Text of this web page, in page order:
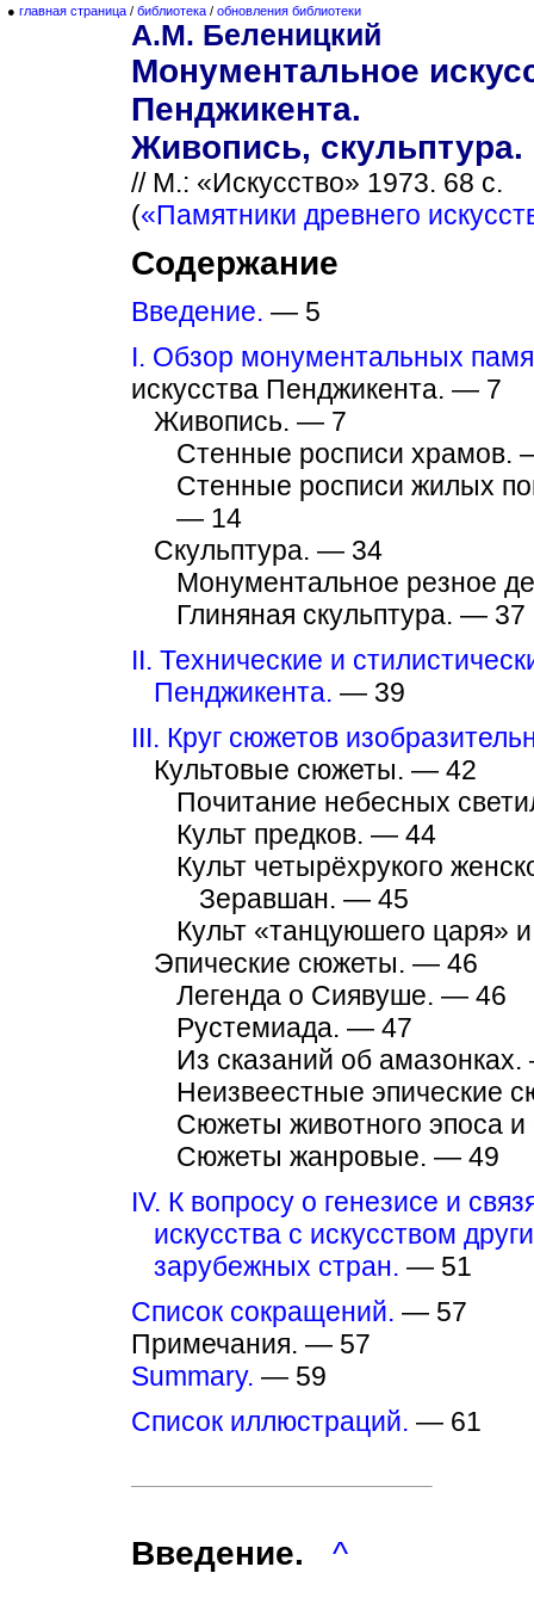
● главная страница / библиотека / обновления библиотеки
А.М. Беленицкий
Монументальное
Пенджикента.
Живопись, скульптура.
// М.: «Искусство» 1973. 68 с.
(«Памятники древнего
Содержание
Введение. — 5
I. Обзор монументальных
искусства Пенджикента. — 7
Живопись. — 7
Стенные росписи храмов.
Стенные росписи жилых
— 14
Скульптура. — 34
Монументальное резное
Глиняная скульптура. — 37
II. Технические и
Пенджикента. — 39
III. Круг сюжетов
Культовые сюжеты. — 42
Почитание небесных
Культ предков. — 44
Культ четырёхрукого
Зеравшан. — 45
Культ «танцуюшего царя»
Эпические сюжеты. — 46
Легенда о Сиявуше. — 46
Рустемиада. — 47
Из сказаний об
Неизвеестные эпические
Сюжеты животного эпоса
Сюжеты жанровые. — 49
IV. К вопросу о генезисе и
искусства с искусством
зарубежных стран. — 51
Список сокращений. — 57
Примечания. — 57
Summary. — 59
Список иллюстраций. — 61
Введение. ^